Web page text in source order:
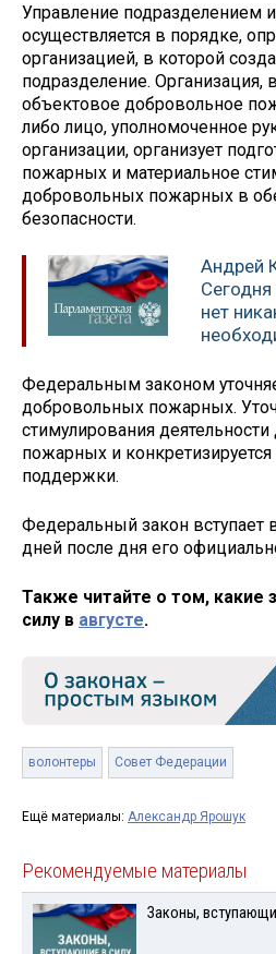
Управление подразделением
осуществляется в порядке,
организацией, в которой
подразделение. Организация,
объектовое добровольное
либо лицо, уполномоченное
организации, организует
пожарных и материальное
добровольных пожарных в
безопасности.
Андрей
нет
Федеральным законом
добровольных пожарных.
стимулирования
пожарных и
поддержки.
Федеральный закон вступает
дней после дня его
Также читайте о том, какие
силу в августе.
волонтеры Совет Федерации
Ещё материалы: Александр Ярошук
Рекомендуемые материалы
Законы,